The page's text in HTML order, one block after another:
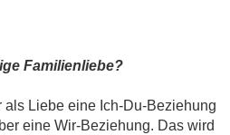
Familienliebe?
Liebe eine Ich-Du-Beziehung
eine Wir-Beziehung. Das wird